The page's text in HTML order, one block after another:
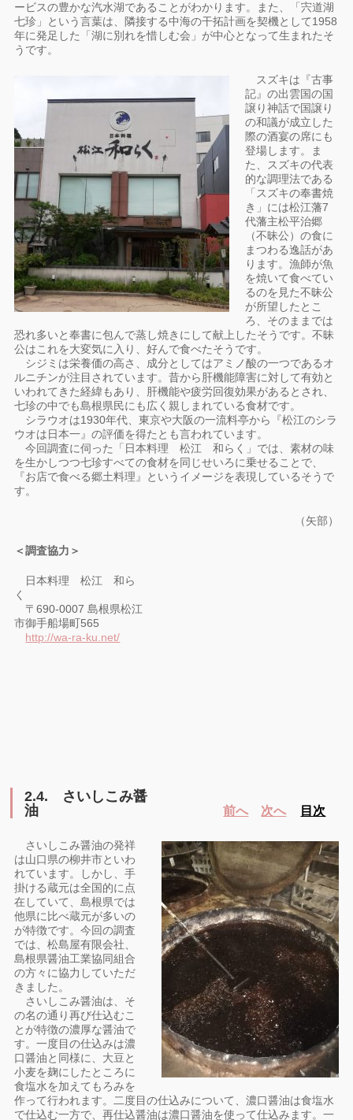
ービスの豊かな汽水湖であることがわかります。また、「宍道湖
七珍」という言葉は、隣接する中海の干拓計画を契機として1958
年に発足した「湖に別れを惜しむ会」が中心となって生まれたそ
うです。
スズキは『古事
記』の出雲国の国
譲り神話で国譲り
の和議が成立した
際の酒宴の席にも
登場します。ま
た、スズキの代表
的な調理法である
「スズキの奉書焼
き」には松江藩7
代藩主松平治郷
（不昧公）の食に
まつわる逸話があ
ります。漁師が魚
を焼いて食べてい
るのを見た不昧公
が所望したとこ
ろ、そのままでは
恐れ多いと奉書に包んで蒸し焼きにして献上したそうです。不昧
公はこれを大変気に入り、好んで食べたそうです。
シジミは栄養価の高さ、成分としてはアミノ酸の一つであるオ
ルニチンが注目されています。昔から肝機能障害に対して有効と
いわれてきた経緯もあり、肝機能や疲労回復効果があるとされ、
七珍の中でも島根県民にも広く親しまれている食材です。
シラウオは1930年代、東京や大阪の一流料亭から『松江のシラ
ウオは日本一』の評価を得たとも言われています。
今回調査に伺った「日本料理 松江 和らく」では、素材の味
を生かしつつ七珍すべての食材を同じせいろに乗せることで、
『お店で食べる郷土料理』というイメージを表現しているそうで
す。
（矢部）
＜調査協力＞
日本料理 松江 和ら
く
〒690-0007 島根県松江
市御手船場町565
http://wa-ra-ku.net/
2.4. さいしこみ醤
油前へ 次へ 目次
さいしこみ醤油の発祥
は山口県の柳井市といわ
れています。しかし、手
掛ける蔵元は全国的に点
在していて、島根県では
他県に比べ蔵元が多いの
が特徴です。今回の調査
では、松島屋有限会社、
島根県醤油工業協同組合
の方々に協力していただ
きました。
さいしこみ醤油は、そ
の名の通り再び仕込むこ
とが特徴の濃厚な醤油で
す。一度目の仕込みは濃
口醤油と同様に、大豆と
小麦を麹にしたところに
食塩水を加えてもろみを
作って行われます。二度目の仕込みについて、濃口醤油は食塩水
で仕込む一方で、再仕込醤油は濃口醤油を使って仕込みます。一